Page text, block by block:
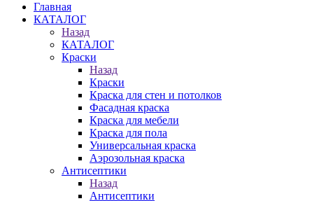
Главная
КАТАЛОГ
Назад
КАТАЛОГ
Краски
Назад
Краски
Краска для стен и потолков
Фасадная краска
Краска для мебели
Краска для пола
Универсальная краска
Аэрозольная краска
Антисептики
Назад
Антисептики